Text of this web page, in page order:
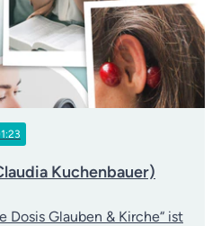
Kuchenbauer)
Dosis Glauben & Kirche“ ist